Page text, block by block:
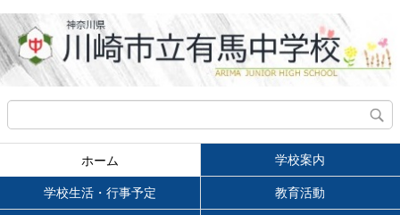
ホーム 学校案内
学校生活・行事予定 教育活動